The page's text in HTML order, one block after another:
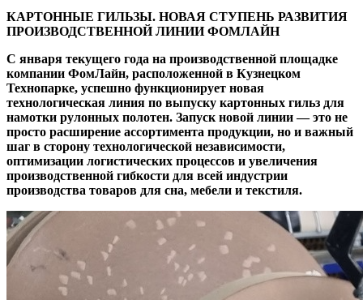
КАРТОННЫЕ ГИЛЬЗЫ. НОВАЯ СТУПЕНЬ РАЗВИТИЯ
ПРОИЗВОДСТВЕННОЙ ЛИНИИ ФОМЛАЙН
С января текущего года на производственной площадке
компании ФомЛайн, расположенной в Кузнецком
Технопарке, успешно функционирует новая
технологическая линия по выпуску картонных гильз для
намотки рулонных полотен. Запуск новой линии — это не
просто расширение ассортимента продукции, но и важный
шаг в сторону технологической независимости,
оптимизации логистических процессов и увеличения
производственной гибкости для всей индустрии
производства товаров для сна, мебели и текстиля.